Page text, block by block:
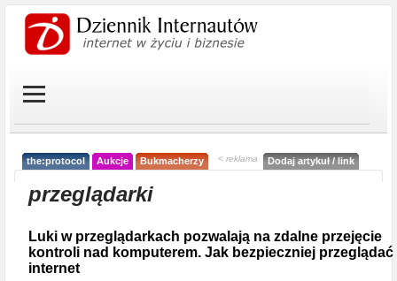
the:protocol Aukcje Bukmacherzy < reklama Dodaj artykuł / link
przeglądarki
Luki w przeglądarkach pozwalają na zdalne przejęcie
kontroli nad komputerem. Jak bezpieczniej przeglądać
internet